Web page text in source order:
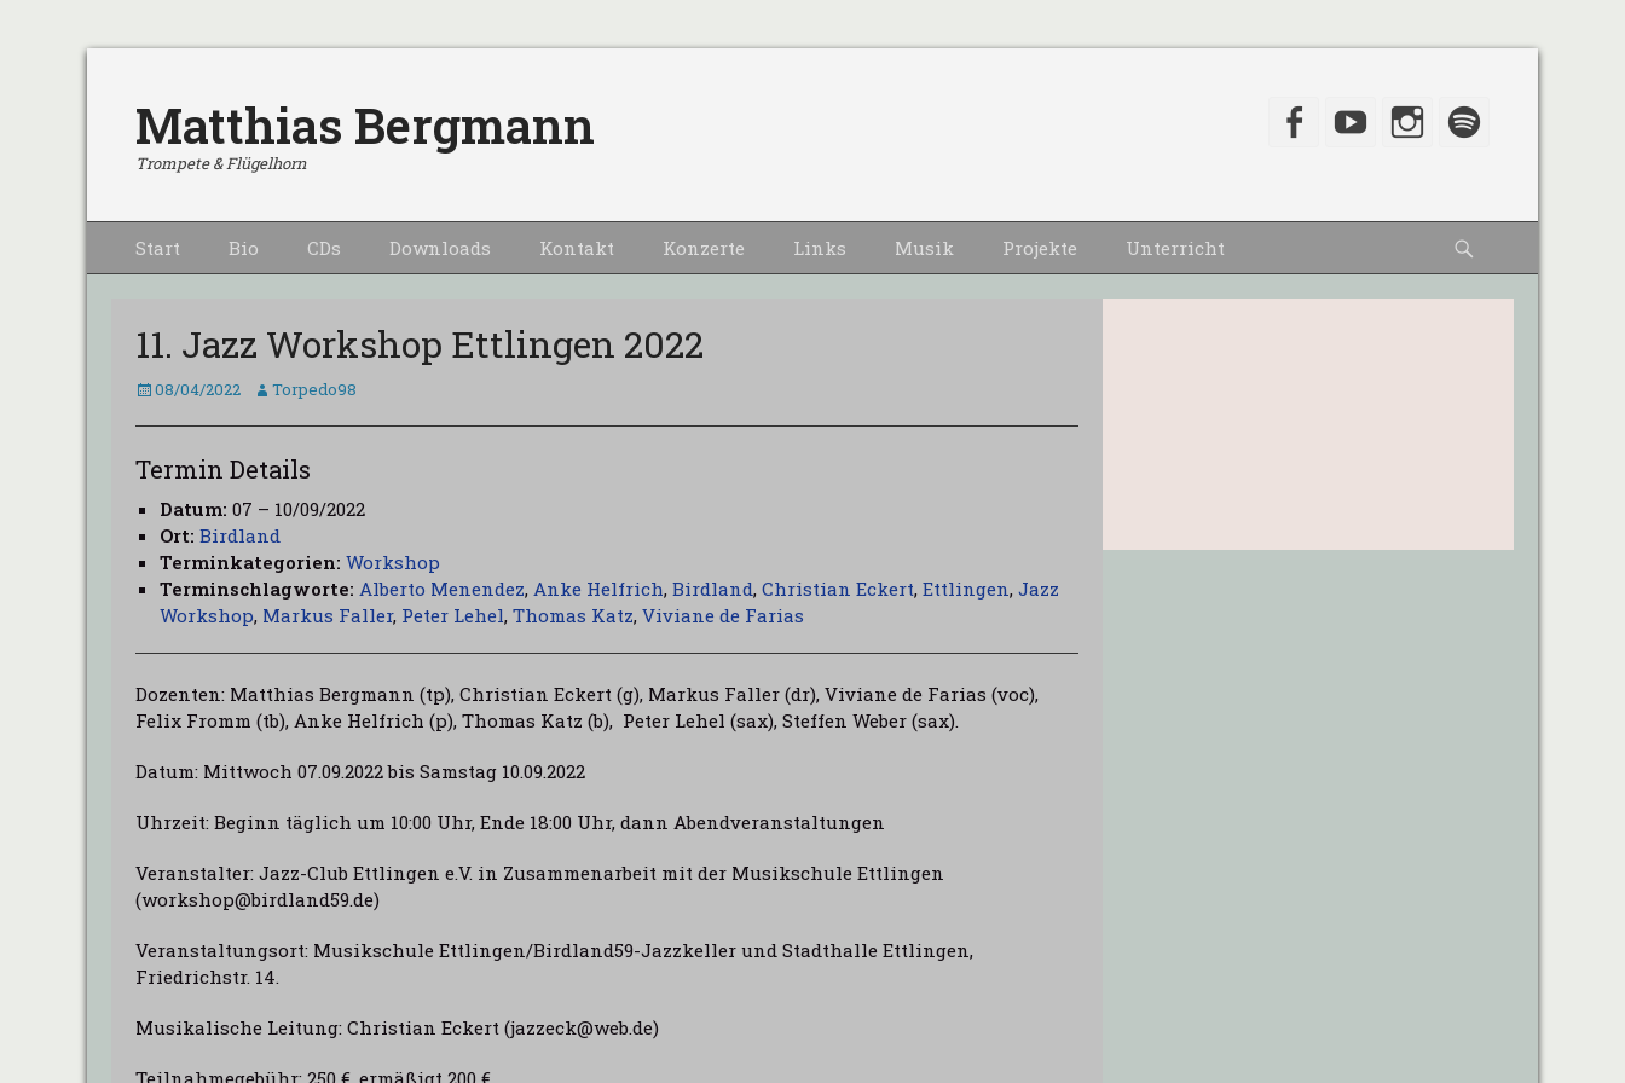
Matthias Bergmann
Trompete & Flügelhorn
Facebook
YouTubeInstagram
Primärmenu
zum
Start Bio CDs Downloads Kontakt Konzerte Links Musik Projekte Unterricht
11. Jazz Workshop Ettlingen 2022
Veröffentlicht
08/04/2022 Autor
Torpedo98
Termin Details
Datum: 07 – 10/09/2022
Ort: Birdland
Terminkategorien: Workshop
Terminschlagworte: Alberto Menendez, Anke Helfrich, Birdland, Christian Eckert, Ettlingen, Jazz
Workshop, Markus Faller, Peter Lehel, Thomas Katz, Viviane de Farias
Dozenten: Matthias Bergmann (tp), Christian Eckert (g), Markus Faller (dr), Viviane de Farias (voc),
Felix Fromm (tb), Anke Helfrich (p), Thomas Katz (b), Peter Lehel (sax), Steffen Weber (sax).
Datum: Mittwoch 07.09.2022 bis Samstag 10.09.2022
Uhrzeit: Beginn täglich um 10:00 Uhr, Ende 18:00 Uhr, dann Abendveranstaltungen
Veranstalter: Jazz-Club Ettlingen e.V. in Zusammenarbeit mit der Musikschule Ettlingen
(workshop@birdland59.de)
Veranstaltungsort: Musikschule Ettlingen/Birdland59-Jazzkeller und Stadthalle Ettlingen,
Friedrichstr. 14.
Musikalische Leitung: Christian Eckert (jazzeck@web.de)
Teilnahmegebühr: 250 €, ermäßigt 200 €